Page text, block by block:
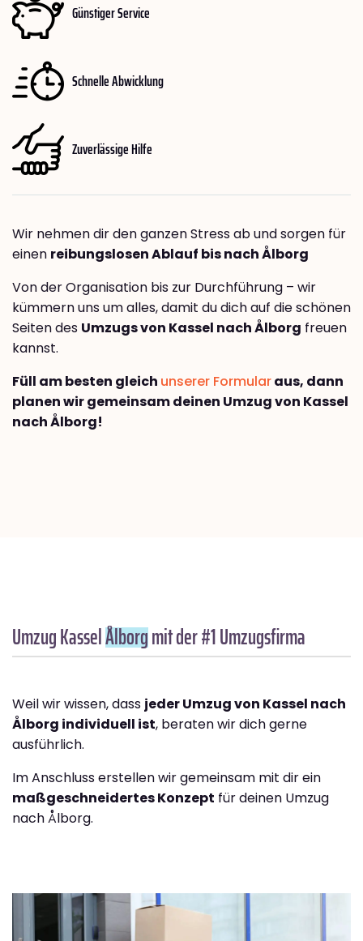
Günstiger Service
Schnelle Abwicklung
Zuverlässige Hilfe
Wir nehmen dir den ganzen Stress ab und sorgen für
einen reibungslosen Ablauf bis nach Ålborg
Von der Organisation bis zur Durchführung – wir
kümmern uns um alles, damit du dich auf die schönen
Seiten des Umzugs von Kassel nach Ålborg freuen
kannst.
Füll am besten gleich unserer Formularaus, dann
planen wir gemeinsam deinen Umzug von Kassel
nach Ålborg!
Umzug KasselÅlborgmit der #1 Umzugsfirma
Weil wir wissen, dass jeder Umzug von Kassel nach
Ålborg individuell ist, beraten wir dich gerne
ausführlich.
Im Anschluss erstellen wir gemeinsam mit dir ein
maßgeschneidertes Konzept für deinen Umzug
nach Ålborg.